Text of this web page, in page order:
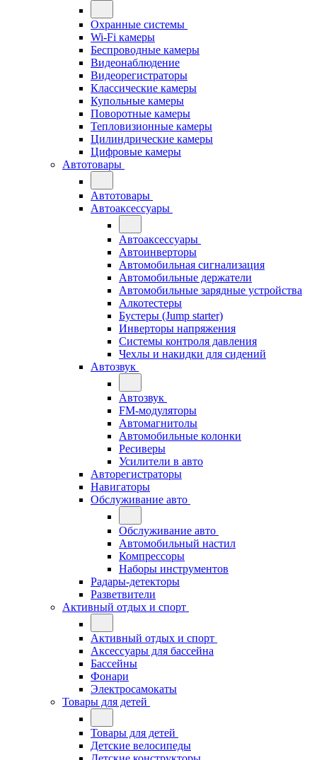
Охранные системы
Wi-Fi камеры
Беспроводные камеры
Видеонаблюдение
Видеорегистраторы
Классические камеры
Купольные камеры
Поворотные камеры
Тепловизионные камеры
Цилиндрические камеры
Цифровые камеры
Автотовары
Автотовары
Автоаксессуары
Автоаксессуары
Автоинверторы
Автомобильная сигнализация
Автомобильные держатели
Автомобильные зарядные устройства
Алкотестеры
Бустеры (Jump starter)
Инверторы напряжения
Системы контроля давления
Чехлы и накидки для сидений
Автозвук
Автозвук
FM-модуляторы
Автомагнитолы
Автомобильные колонки
Ресиверы
Усилители в авто
Авторегистраторы
Навигаторы
Обслуживание авто
Обслуживание авто
Автомобильный настил
Компрессоры
Наборы инструментов
Радары-детекторы
Разветвители
Активный отдых и спорт
Активный отдых и спорт
Аксессуары для бассейна
Бассейны
Фонари
Электросамокаты
Товары для детей
Товары для детей
Детские велосипеды